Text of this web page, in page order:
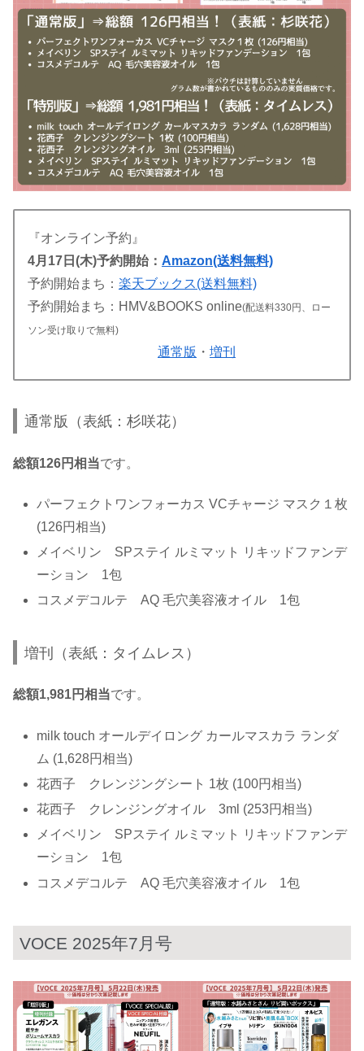
『オンライン予約』
4月17日(木)予約開始： Amazon(送料無料)
予約開始まち： 楽天ブックス(送料無料)
予約開始まち：HMV&BOOKS online(配送料330円、ロー
ソン受け取りで無料)
通常版 ・ 増刊
通常版（表紙：杉咲花）
総額126円相当です。
パーフェクトワンフォーカス VCチャージ マスク１枚
(126円相当)
メイベリン SPステイ ルミマット リキッドファンデ
ーション 1包
コスメデコルテ AQ 毛穴美容液オイル 1包
増刊（表紙：タイムレス）
総額1,981円相当です。
milk touch オールデイロング カールマスカラ ランダ
ム (1,628円相当)
花西子 クレンジングシート 1枚 (100円相当)
花西子 クレンジングオイル 3ml (253円相当)
メイベリン SPステイ ルミマット リキッドファンデ
ーション 1包
コスメデコルテ AQ 毛穴美容液オイル 1包
VOCE 2025年7月号